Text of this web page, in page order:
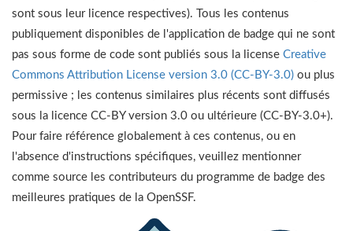
sont sous leur licence respectives). Tous les contenus
publiquement disponibles de l'application de badge qui ne sont
pas sous forme de code sont publiés sous la license Creative
Commons Attribution License version 3.0 (CC-BY-3.0) ou plus
permissive ; les contenus similaires plus récents sont diffusés
sous la licence CC-BY version 3.0 ou ultérieure (CC-BY-3.0+).
Pour faire référence globalement à ces contenus, ou en
l'absence d'instructions spécifiques, veuillez mentionner
comme source les contributeurs du programme de badge des
meilleures pratiques de la OpenSSF.